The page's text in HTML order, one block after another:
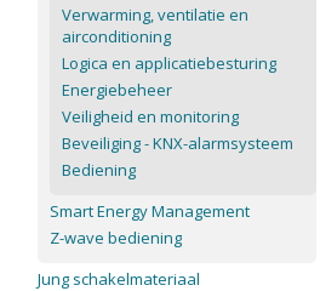
Verwarming, ventilatie en
airconditioning
Logica en applicatiebesturing
Energiebeheer
Veiligheid en monitoring
Beveiliging - KNX-alarmsysteem
Bediening
Smart Energy Management
Z-wave bediening
Jung schakelmateriaal